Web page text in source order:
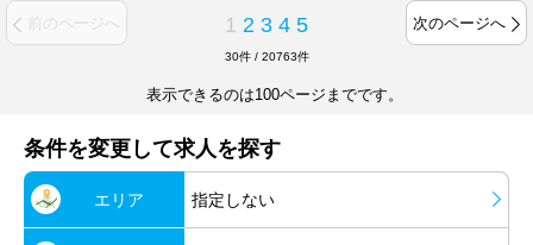
前のページへ 1 2 3 4 5 次のページへ
30件 / 20763件
表示できるのは100ページまでです。
条件を変更して求人を探す
エリア 指定しない